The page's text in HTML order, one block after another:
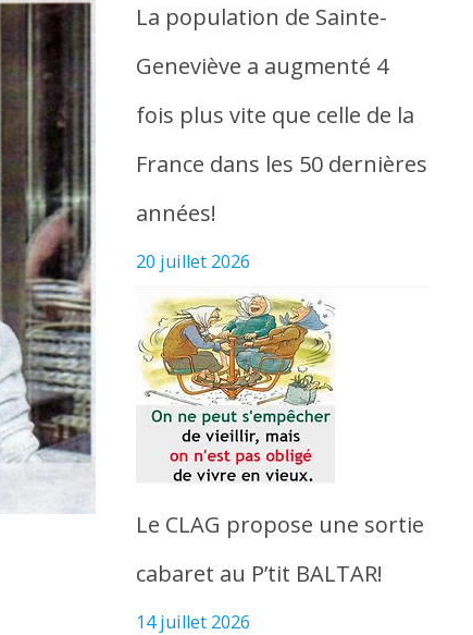
La population de Sainte-
Geneviève a augmenté 4
fois plus vite que celle de la
France dans les 50 dernières
années!
20 juillet 2026
Le CLAG propose une sortie
cabaret au P’tit BALTAR!
14 juillet 2026